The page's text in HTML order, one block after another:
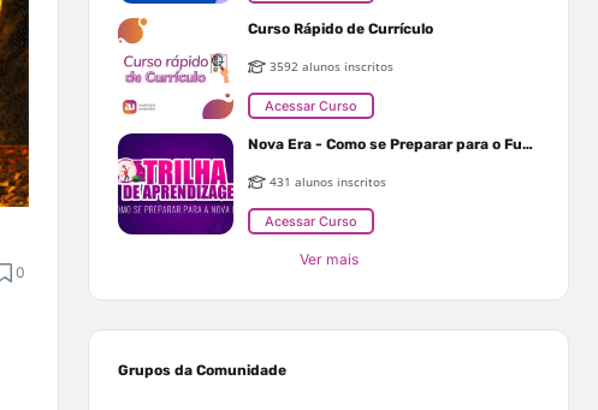
0
Curso Rápido de Currículo
3592 alunos inscritos
Acessar Curso
Nova Era - Como se Preparar para o Futuro
431 alunos inscritos
Acessar Curso
Ver mais
Grupos da Comunidade